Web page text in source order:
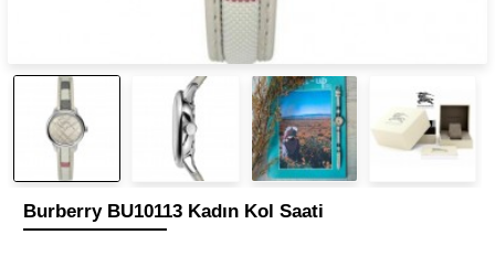
Burberry BU10113 Kadın Kol Saati